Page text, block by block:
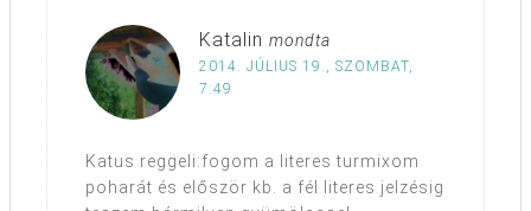
Katalin mondta
2014. JÚLIUS 19., SZOMBAT,
7:49
Katus reggeli:fogom a literes turmixom
poharát és először kb. a fél literes jelzésig